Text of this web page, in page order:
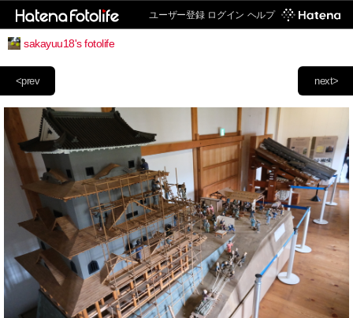
ユーザー登録 ログイン ヘルプ
sakayuu18's fotolife
next>
<prev